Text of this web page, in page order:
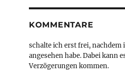
KOMMENTARE
schalte ich erst frei, nachdem
angesehen habe. Dabei kann
Verzögerungen kommen.